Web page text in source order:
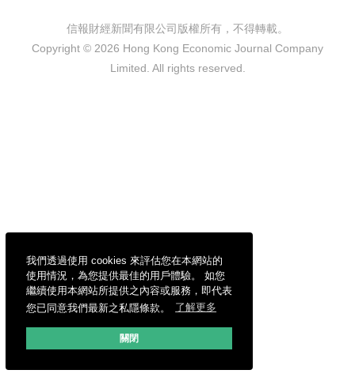
我們透過使用 cookies 來評估您在本網站的
使用情況，為您提供最佳的用戶體驗。 如您
繼續使用本網站所提供之內容或服務，即代表
您已同意我們最新之私隱條款。
了解更多
關閉
信報財經新聞有限公司版權所有，不得轉載。
Copyright © 2026 Hong Kong Economic Journal Company
Limited. All rights reserved.